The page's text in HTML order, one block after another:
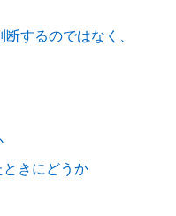
するのではなく、
きにどうか